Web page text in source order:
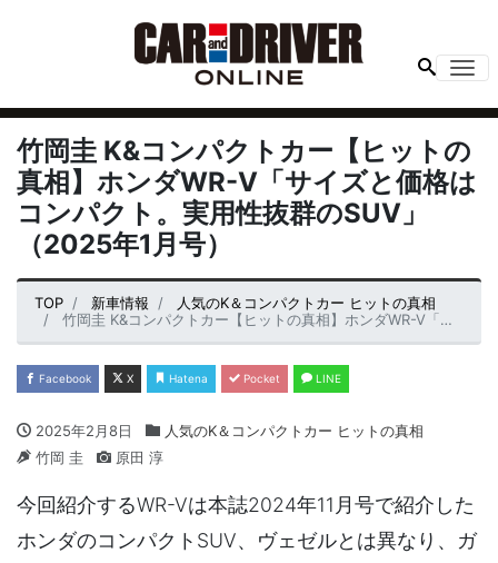
竹岡圭 K&コンパクトカー【ヒットの
真相】ホンダWR-V「サイズと価格は
コンパクト。実用性抜群のSUV」
（2025年1月号）
TOP 新車情報
人気のK＆コンパクトカー ヒットの真相
竹岡圭 K&コンパクトカー【ヒットの真相】ホンダWR-V「サイズと価格はコンパクト。実用性抜群のSUV」（2025年1月号）
Facebook X Hatena Pocket LINE
2025年2月8日
人気のK＆コンパクトカー ヒットの真相
竹岡 圭
原田 淳
今回紹介するWR-Vは本誌2024年11月号で紹介した
ホンダのコンパクトSUV、ヴェゼルとは異なり、ガ